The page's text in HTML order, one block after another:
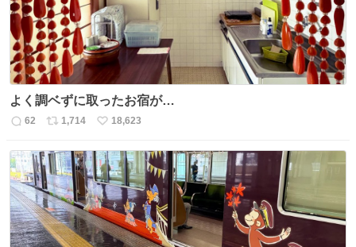
よく調ベずに取ったお宿が…
返
数
62
リ
ス
ト
数
1,714
い
ね
数
18,623